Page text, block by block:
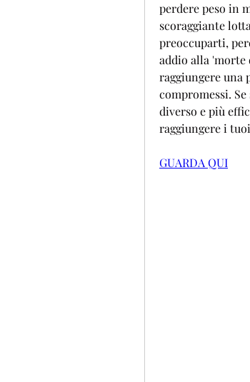
perdere peso in
scoraggiante
preoccuparti,
addio alla 'morte
raggiungere una
compromessi.
diverso e più
raggiungere i
GUARDA QUI